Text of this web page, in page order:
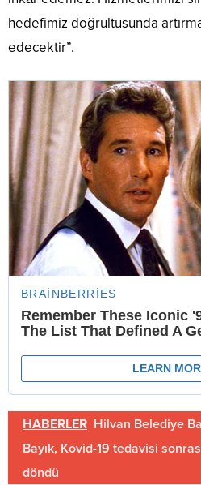
hedefimiz doğrultusunda
edecektir”.
HABERLER Hilvan Belediye
Bayık, Kovid-19 tedavisi
döndü